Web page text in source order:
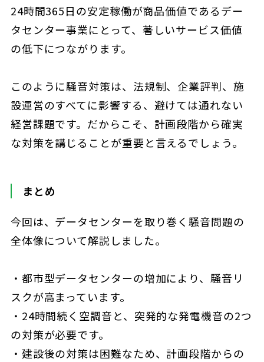
24時間365日の安定稼働が商品価値であるデー
タセンター事業にとって、著しいサービス価値
の低下につながります。
このように騒音対策は、法規制、企業評判、施
設運営のすべてに影響する、避けては通れない
経営課題です。だからこそ、計画段階から確実
な対策を講じることが重要と言えるでしょう。
まとめ
今回は、データセンターを取り巻く騒音問題の
全体像について解説しました。
・都市型データセンターの増加により、騒音リ
スクが高まっています。
・24時間続く空調音と、突発的な発電機音の2つ
の対策が必要です。
・建設後の対策は困難なため、計画段階からの